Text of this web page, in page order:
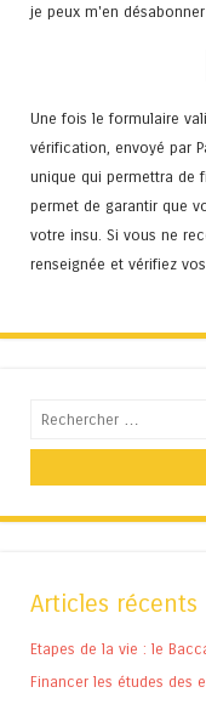
je peux m'en
Une fois le formulaire
vérification, envoyé par
unique qui permettra de
permet de garantir que
votre insu. Si vous ne
renseignée et vérifiez
Recherche
Articles récents
Etapes de la vie : le
Financer les études des